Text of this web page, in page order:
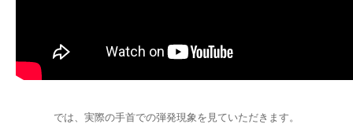
では、実際の手首での弾発現象を見ていただきます。